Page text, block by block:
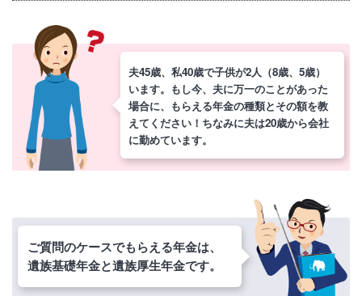
夫45歳、私40歳で子供が2人（8歳、5歳）
います。もし今、夫に万一のことがあった
場合に、もらえる年金の種類とその額を教
えてください！ちなみに夫は20歳から会社
に勤めています。
ご質問のケースでもらえる年金は、
遺族基礎年金と遺族厚生年金です。